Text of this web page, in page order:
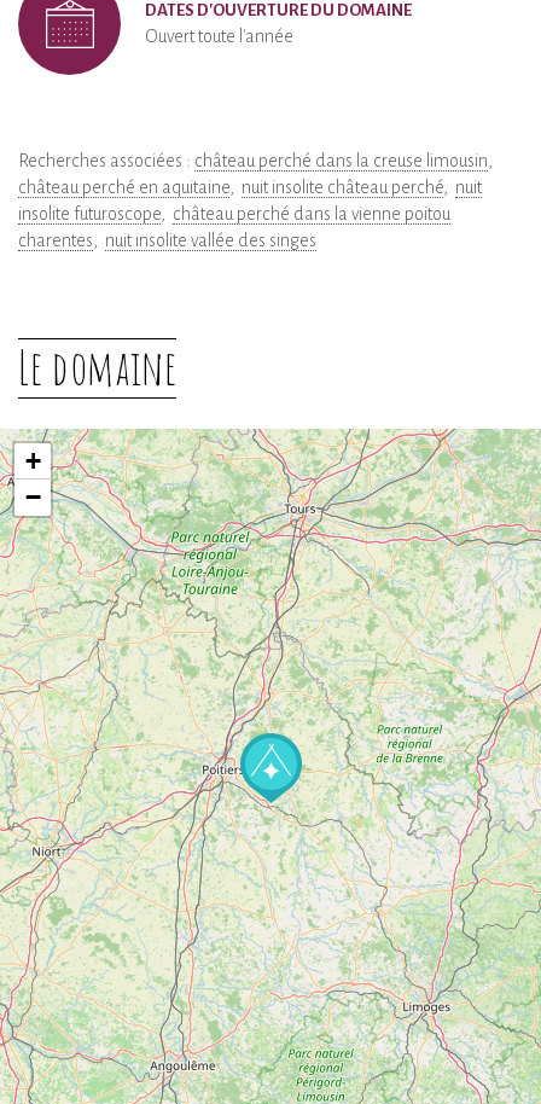
DATES D'OUVERTURE DU DOMAINE
Ouvert toute l'année
Recherches associées : château perché dans la creuse limousin
château perché en aquitaine
nuit insolite château perché
nuit
insolite futuroscope
château perché dans la vienne poitou
charentes
nuit insolite vallée des singes
Le domaine
+
−